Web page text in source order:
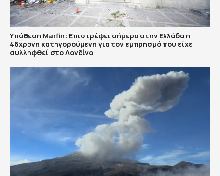
Υπόθεση Marfin: Επιστρέφει σήμερα στην Ελλάδα η
46χρονη κατηγορούμενη για τον εμπρησμό που είχε
συλληφθεί στο Λονδίνο